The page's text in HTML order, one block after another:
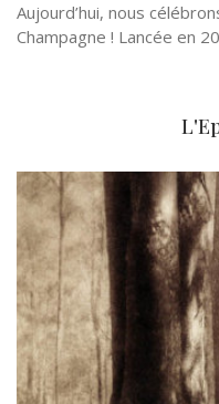
Aujourd’hui, nous
Champagne ! Lancée en